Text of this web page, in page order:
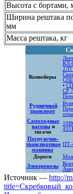
Высота с бортами,
Ширина рештака
мм
Масса рештака, кг
Конвейеры
КЛ-
•
СР
Рудничный
транспорт
Самоходные
вагоны и
тягачи
Погрузочно-
транспортные
машины
ПТ-
Дороги
Электровозы
Источник — http://